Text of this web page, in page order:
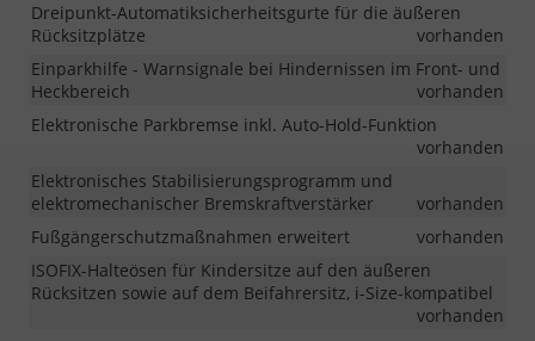
Dreipunkt-Automatiksicherheitsgurte für die äußeren
Rücksitzplätze
vorhanden
Einparkhilfe - Warnsignale bei Hindernissen im Front- und
Heckbereich
vorhanden
Elektronische Parkbremse inkl. Auto-Hold-Funktion
vorhanden
Elektronisches Stabilisierungsprogramm und
elektromechanischer Bremskraftverstärker
vorhanden
Fußgängerschutzmaßnahmen erweitert
vorhanden
ISOFIX-Halteösen für Kindersitze auf den äußeren
Rücksitzen sowie auf dem Beifahrersitz, i-Size-kompatibel
vorhanden